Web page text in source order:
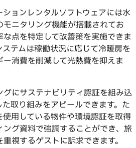
ョンレンタルソフトウェアには水
ニタリング機能が搭載されてお
点を特定して改善策を実施できま
テムは稼働状況に応じて冷暖房を
消費を削減して光熱費を抑えま
にサステナビリティ認証を組み込
取り組みをアピールできます。た
用している物件や環境認証を取得
ング資料で強調することができ、旅
視するゲストに訴求できます。